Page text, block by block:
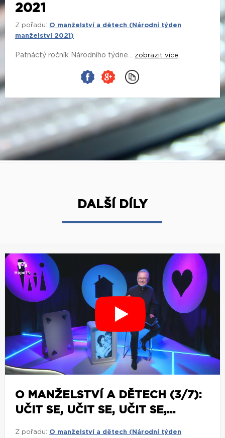
2021
Z pořadu: O manželství a dětech (Národní týden
manželství 2021)
Patnáctý ročník Národního týdne... zobrazit více
DALŠÍ DÍLY
O MANŽELSTVÍ A DĚTECH (3/7):
UČIT SE, UČIT SE, UČIT SE,...
Z pořadu: O manželství a dětech (Národní týden